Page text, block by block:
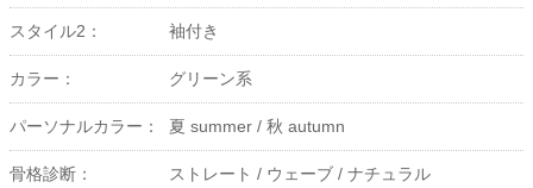
スタイル2： 袖付き
カラー： グリーン系
パーソナルカラー： 夏 summer / 秋 autumn
骨格診断： ストレート / ウェーブ / ナチュラル